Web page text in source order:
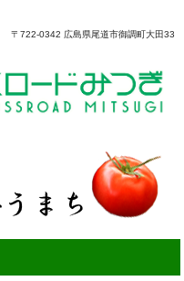
〒722-0342 広島県尾道市御調町大田33